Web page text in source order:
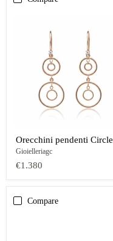
Orecchini pendenti Circle
Gioielleriagc
€1.380
Compare